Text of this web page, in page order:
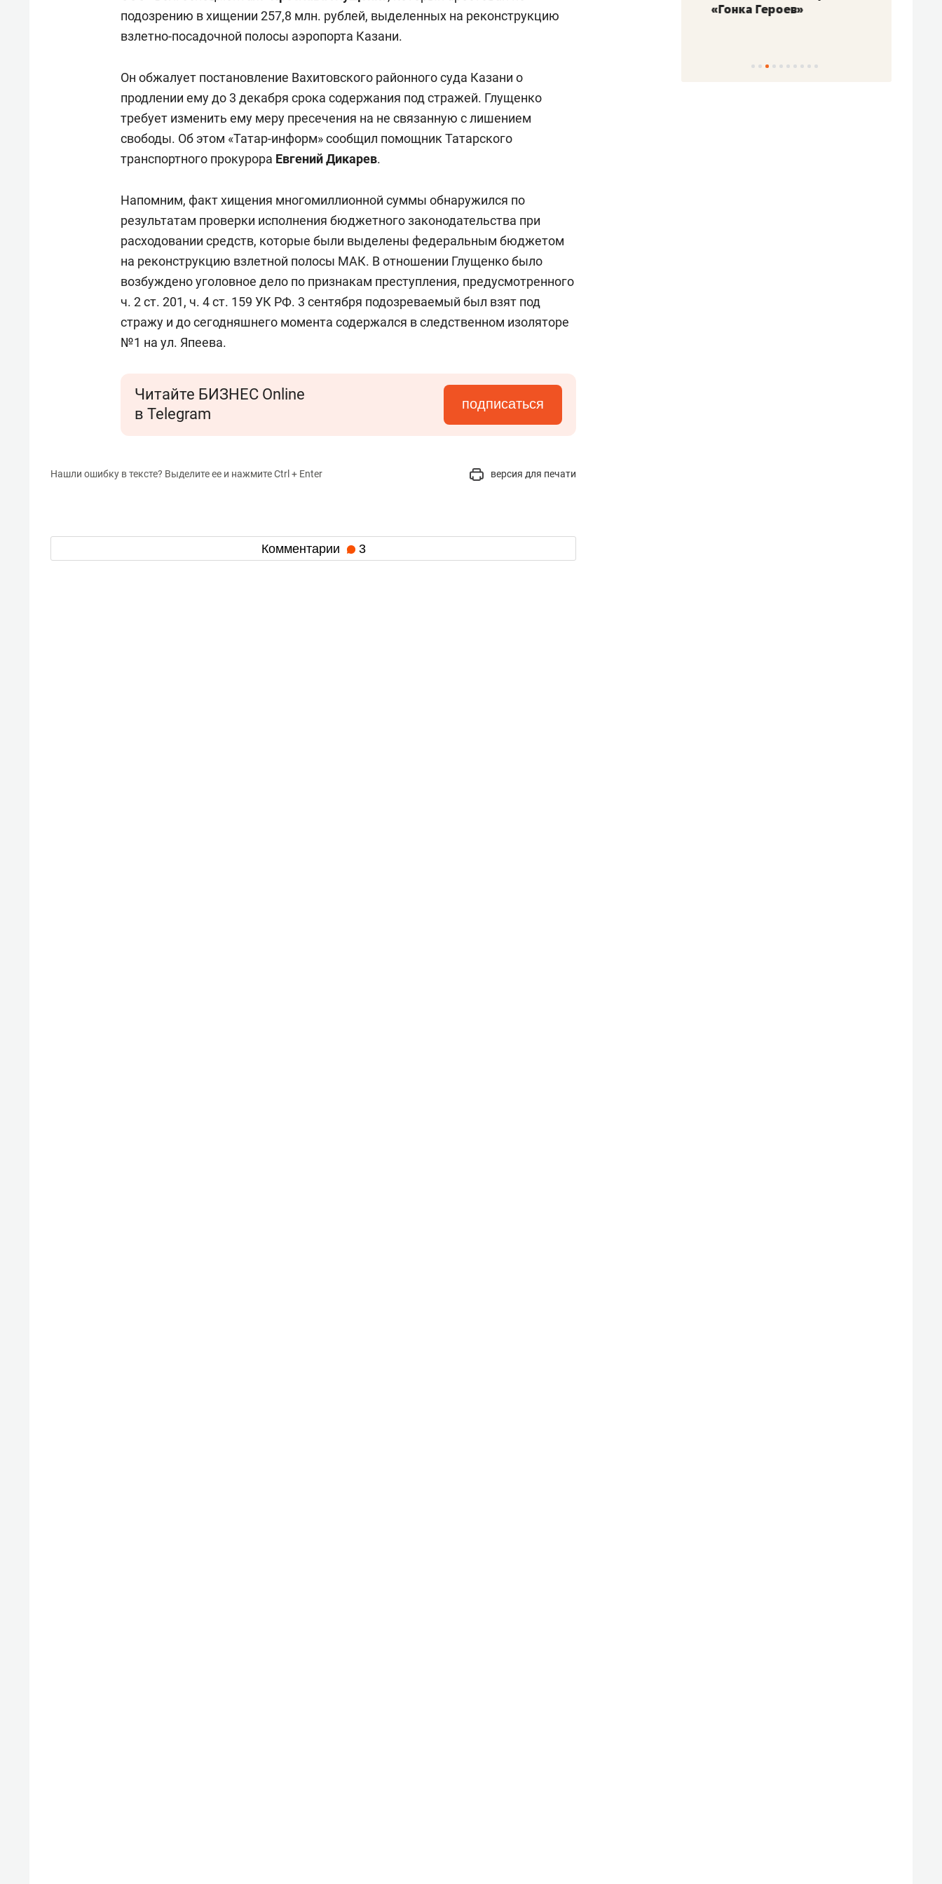
подозрению в хищении 257,8 млн. рублей, выделенных на реконструкцию
взлетно-посадочной полосы аэропорта Казани.
Он обжалует постановление Вахитовского районного суда Казани о
продлении ему до 3 декабря срока содержания под стражей. Глущенко
требует изменить ему меру пресечения на не связанную с лишением
свободы. Об этом «Татар-информ» сообщил помощник Татарского
транспортного прокурора Евгений Дикарев.
Напомним, факт хищения многомиллионной суммы обнаружился по
результатам проверки исполнения бюджетного законодательства при
расходовании средств, которые были выделены федеральным бюджетом
на реконструкцию взлетной полосы МАК. В отношении Глущенко было
возбуждено уголовное дело по признакам преступления, предусмотренного
ч. 2 ст. 201, ч. 4 ст. 159 УК РФ. 3 сентября подозреваемый был взят под
стражу и до сегодняшнего момента содержался в следственном изоляторе
№1 на ул. Япеева.
Читайте БИЗНЕС Online
в Telegram
подписаться
Нашли ошибку в тексте? Выделите ее и нажмите Ctrl + Enter версия для печати
Комментарии 3
антихрупких команд
«Гонка Героев»